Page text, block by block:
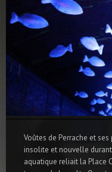
Voûtes de Perrache et
insolite et nouvelle
aquatique reliait la Place